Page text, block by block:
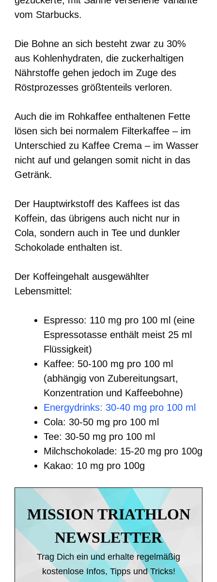
vom Starbucks.
Die Bohne an sich besteht zwar zu 30%
aus Kohlenhydraten, die zuckerhaltigen
Nährstoffe gehen jedoch im Zuge des
Röstprozesses größtenteils verloren.
Auch die im Rohkaffee enthaltenen Fette
lösen sich bei normalem Filterkaffee – im
Unterschied zu Kaffee Crema – im Wasser
nicht auf und gelangen somit nicht in das
Getränk.
Der Hauptwirkstoff des Kaffees ist das
Koffein, das übrigens auch nicht nur in
Cola, sondern auch in Tee und dunkler
Schokolade enthalten ist.
Der Koffeingehalt ausgewählter
Lebensmittel:
Espresso: 110 mg pro 100 ml (eine
Espressotasse enthält meist 25 ml
Flüssigkeit)
Kaffee: 50-100 mg pro 100 ml
(abhängig von Zubereitungsart,
Konzentration und Kaffeebohne)
Energydrinks: 30-40 mg pro 100 ml
Cola: 30-50 mg pro 100 ml
Tee: 30-50 mg pro 100 ml
Milchschokolade: 15-20 mg pro 100g
Kakao: 10 mg pro 100g
MISSION TRIATHLON
NEWSLETTER
Trag Dich ein und erhalte regelmäßig
kostenlose Infos, Tipps und Tricks!